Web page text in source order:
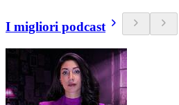
I migliori podcast